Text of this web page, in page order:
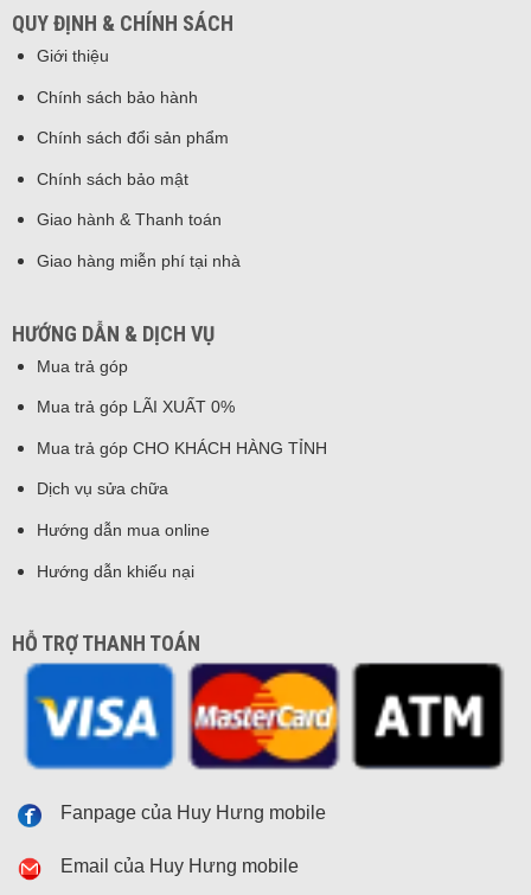
QUY ĐỊNH & CHÍNH SÁCH
Giới thiệu
Chính sách bảo hành
Chính sách đổi sản phẩm
Chính sách bảo mật
Giao hành & Thanh toán
Giao hàng miễn phí tại nhà
HƯỚNG DẪN & DỊCH VỤ
Mua trả góp
Mua trả góp LÃI XUẤT 0%
Mua trả góp CHO KHÁCH HÀNG TỈNH
Dịch vụ sửa chữa
Hướng dẫn mua online
Hướng dẫn khiếu nại
HỖ TRỢ THANH TOÁN
Fanpage của Huy Hưng mobile
Email của Huy Hưng mobile